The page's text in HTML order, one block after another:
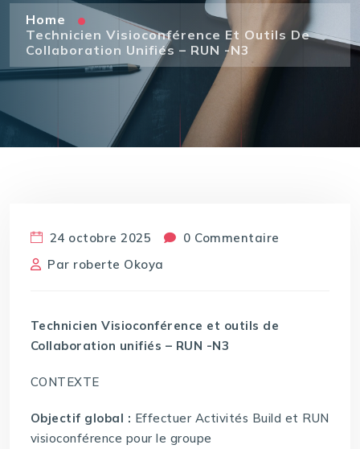
Home
Technicien Visioconférence Et Outils De
Collaboration Unifiés – RUN -N3
24 octobre 2025
0 Commentaire
Par roberte Okoya
Technicien Visioconférence et outils de
Collaboration unifiés – RUN -N3
CONTEXTE
Objectif global : Effectuer Activités Build et RUN
visioconférence pour le groupe